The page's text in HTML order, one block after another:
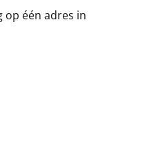
op één adres in